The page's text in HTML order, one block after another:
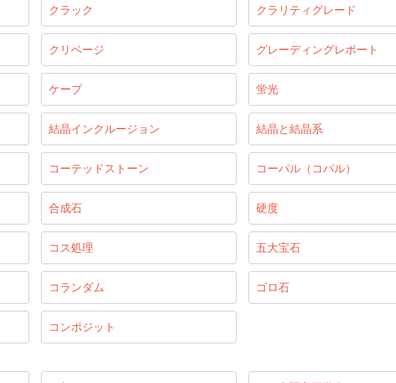
クラック クラリティグレード
クリベージ グレーディングレポート
ケープ 蛍光
結晶インクルージョン 結晶と結晶系
コーテッドストーン コーパル（コパル）
合成石 硬度
コス処理 五大宝石
コランダム ゴロ石
コンポジット